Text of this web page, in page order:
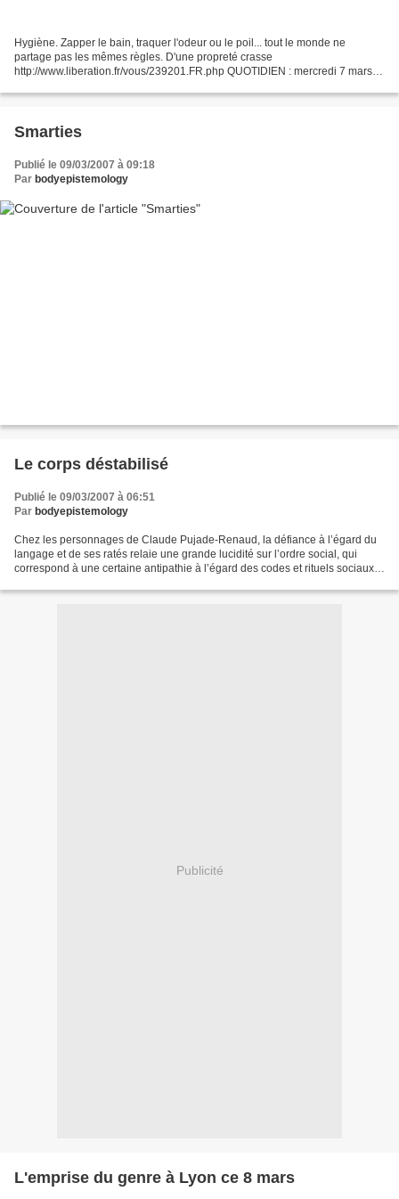
Hygiène. Zapper le bain, traquer l'odeur ou le poil... tout le monde ne
partage pas les mêmes règles. D'une propreté crasse
http://www.liberation.fr/vous/239201.FR.php QUOTIDIEN : mercredi 7 mars
Smarties
Publié le 09/03/2007 à 09:18
Par bodyepistemology
Le corps déstabilisé
Publié le 09/03/2007 à 06:51
Par bodyepistemology
Chez les personnages de Claude Pujade-Renaud, la défiance à l’égard du
langage et de ses ratés relaie une grande lucidité sur l’ordre social, qui
correspond à une certaine antipathie à l’égard des codes et rituels sociaux,
Publicité
L'emprise du genre à Lyon ce 8 mars